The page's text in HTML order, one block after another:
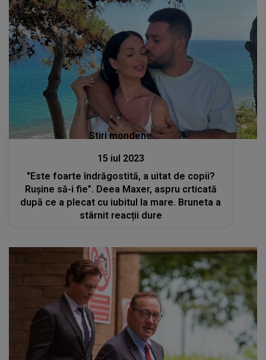
Stiri mondene
15 iul 2023
"Este foarte îndrăgostită, a uitat de copii?
Rușine să-i fie”. Deea Maxer, aspru crticată
după ce a plecat cu iubitul la mare. Bruneta a
stârnit reacții dure